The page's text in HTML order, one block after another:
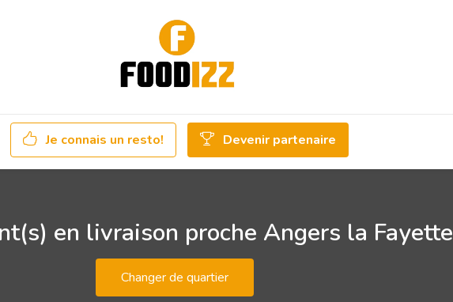
Je connais un resto! Devenir partenaire
en livraison proche Angers la Fayette
Changer de quartier